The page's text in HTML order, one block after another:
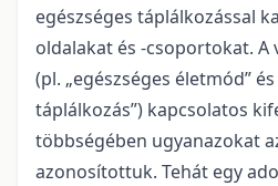
egészséges táplálkozással
oldalakat és -csoportokat.
(pl. „egészséges életmód”
táplálkozás”) kapcsolatos
többségében ugyanazokat
azonosítottuk. Tehát egy